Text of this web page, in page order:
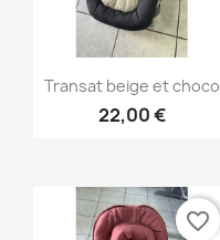
Aperçu rapide
Transat beige et choco
22,00 €
favorite_border